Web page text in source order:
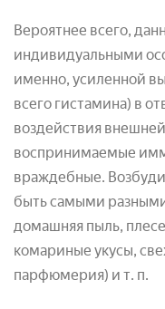
Вероятнее всего,
индивидуальными
именно, усиленной
всего гистамина) в
воздействия
воспринимаемые
враждебные.
быть самыми
домашняя пыль,
комариные укусы,
парфюмерия) и т. п.